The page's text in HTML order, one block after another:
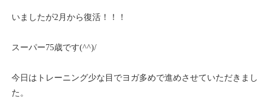
いましたが2月から復活！！！
スーパー75歳です(^^)/
今日はトレーニング少な目でヨガ多めで進めさせていただきまし
た。